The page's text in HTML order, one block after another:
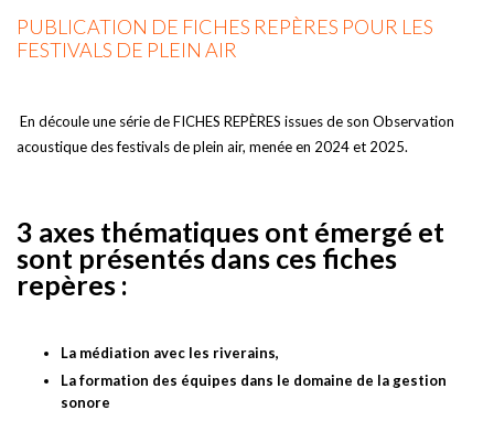
PUBLICATION DE FICHES REPÈRES POUR LES
FESTIVALS DE PLEIN AIR
En découle une série de FICHES REPÈRES issues de son Observation
acoustique des festivals de plein air, menée en 2024 et 2025.
3 axes thématiques ont émergé et
sont présentés dans ces fiches
repères :
La médiation avec les riverains,
La formation des équipes dans le domaine de la gestion
sonore